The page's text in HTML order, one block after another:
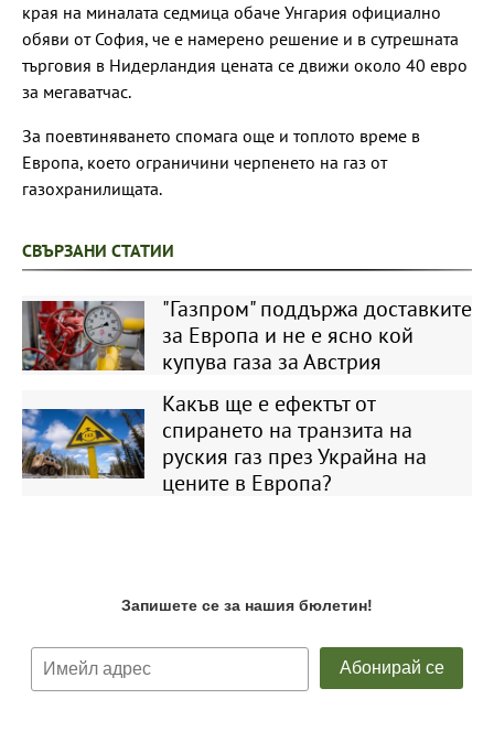
края на миналата седмица обаче Унгария официално
обяви от София, че е намерено решение и в сутрешната
търговия в Нидерландия цената се движи около 40 евро
за мегаватчас.
За поевтиняването спомага още и топлото време в
Европа, което ограничини черпенето на газ от
газохранилищата.
СВЪРЗАНИ СТАТИИ
"Газпром" поддържа доставките
за Европа и не е ясно кой
купува газа за Австрия
Какъв ще е ефектът от
спирането на транзита на
руския газ през Украйна на
цените в Европа?